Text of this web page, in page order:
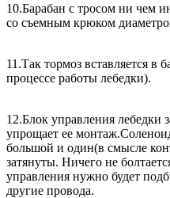
10.Барабан с тросом ни чем
со съемным крюком
11.Так тормоз вставляется в
процессе работы лебедки).
12.Блок управления лебедки
упрощает ее
большой и один(в смысле
затянуты. Ничего не
управления нужно будет
другие провода.